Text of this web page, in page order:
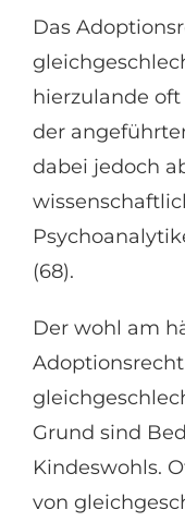
Das
hierzulande
der
dabei jedoch
(68).
Der wohl am
Grund sind
Kindeswohls.
von